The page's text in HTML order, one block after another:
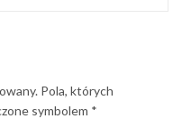
Pola, których
symbolem *